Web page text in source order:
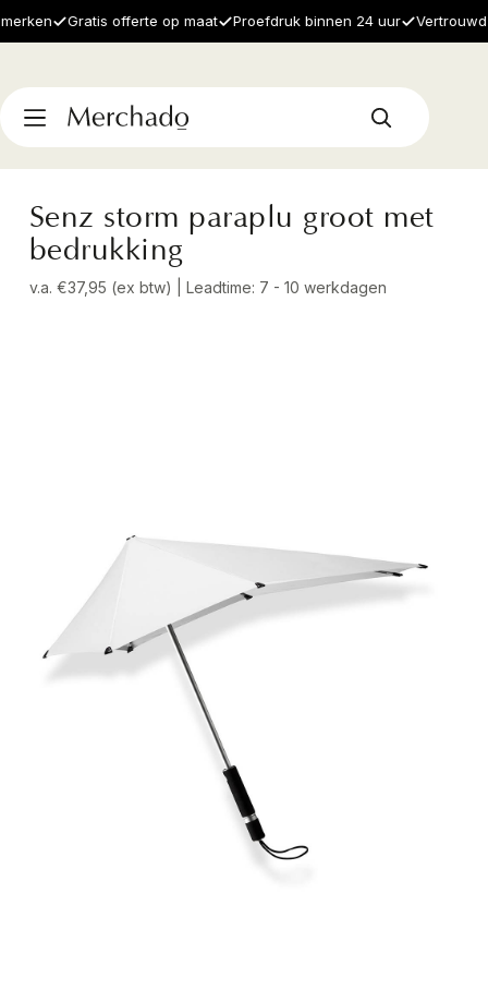
Gratis offerte op maat Proefdruk binnen 24 uur Vertrouwd
Senz storm paraplu groot met
bedrukking
v.a. €37,95 (ex btw) | Leadtime: 7 - 10 werkdagen